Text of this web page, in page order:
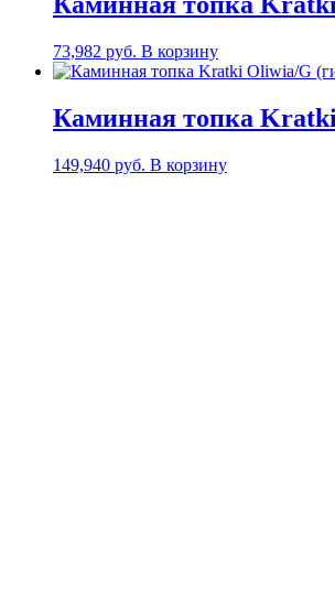
73,982 руб. В корзину
Каминная топка
149,940 руб. В корзину